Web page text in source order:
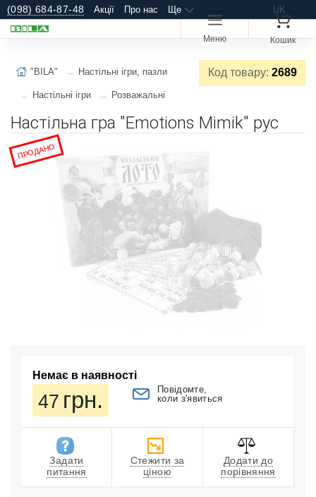
(098) 684-87-48 Акції Про нас Ще UK
Меню Кошик
Код товару: 2689
"BILA" Настільні ігри, пазли
Настільні ігри Розважальні
Настільна гра "Emotions Mimik" рус
ПРОДАНО
Немає в наявності
47 грн.
Повідомте,
коли з'явиться
Задати
питання
Стежити за
ціною
Додати до
порівняння